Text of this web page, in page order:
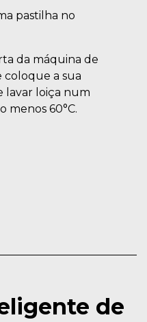
pastilha no
da máquina de
coloque a sua
lavar loiça num
menos 60°C.
de